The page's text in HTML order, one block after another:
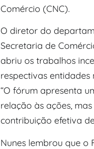
Comércio (CNC).
O diretor do
Secretaria de
abriu os trabalhos
respectivas entidades
“O fórum apresenta
relação às ações,
contribuição efetiva
Nunes lembrou que o